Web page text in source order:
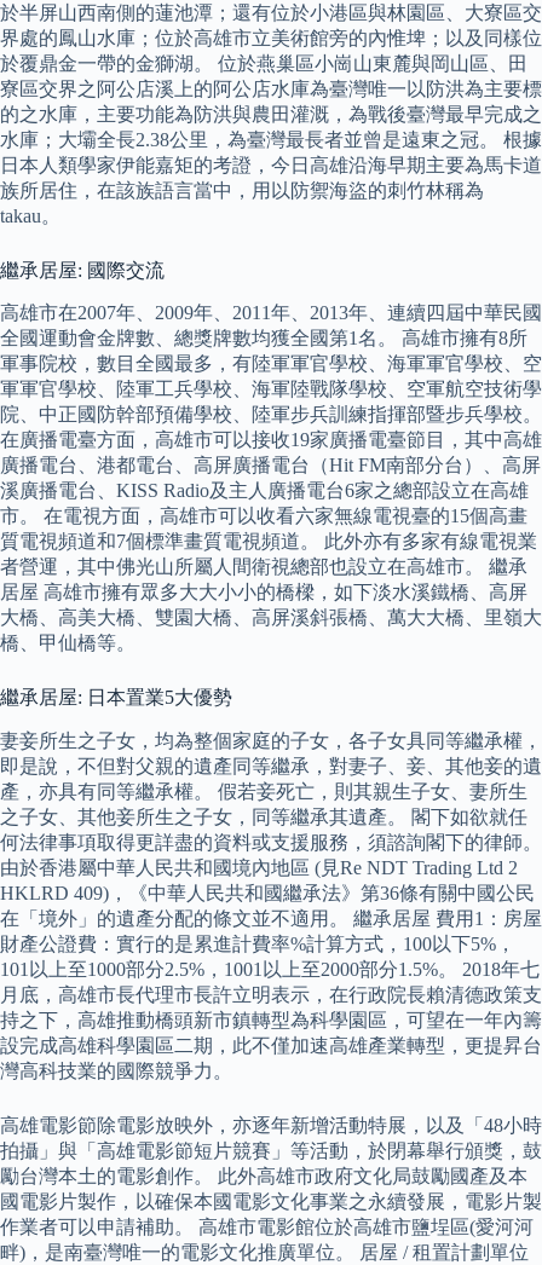
於半屏山西南側的蓮池潭；還有位於小港區與林園區、大寮區交
界處的鳳山水庫；位於高雄市立美術館旁的內惟埤；以及同樣位
於覆鼎金一帶的金獅湖。 位於燕巢區小崗山東麓與岡山區、田
寮區交界之阿公店溪上的阿公店水庫為臺灣唯一以防洪為主要標
的之水庫，主要功能為防洪與農田灌溉，為戰後臺灣最早完成之
水庫；大壩全長2.38公里，為臺灣最長者並曾是遠東之冠。 根據
日本人類學家伊能嘉矩的考證，今日高雄沿海早期主要為馬卡道
族所居住，在該族語言當中，用以防禦海盜的刺竹林稱為
takau。
繼承居屋: 國際交流
高雄市在2007年、2009年、2011年、2013年、連續四屆中華民國
全國運動會金牌數、總獎牌數均獲全國第1名。 高雄市擁有8所
軍事院校，數目全國最多，有陸軍軍官學校、海軍軍官學校、空
軍軍官學校、陸軍工兵學校、海軍陸戰隊學校、空軍航空技術學
院、中正國防幹部預備學校、陸軍步兵訓練指揮部暨步兵學校。
在廣播電臺方面，高雄市可以接收19家廣播電臺節目，其中高雄
廣播電台、港都電台、高屏廣播電台（Hit FM南部分台）、高屏
溪廣播電台、KISS Radio及主人廣播電台6家之總部設立在高雄
市。 在電視方面，高雄市可以收看六家無線電視臺的15個高畫
質電視頻道和7個標準畫質電視頻道。 此外亦有多家有線電視業
者營運，其中佛光山所屬人間衛視總部也設立在高雄市。 繼承
居屋 高雄市擁有眾多大大小小的橋樑，如下淡水溪鐵橋、高屏
大橋、高美大橋、雙園大橋、高屏溪斜張橋、萬大大橋、里嶺大
橋、甲仙橋等。
繼承居屋: 日本置業5大優勢
妻妾所生之子女，均為整個家庭的子女，各子女具同等繼承權，
即是說，不但對父親的遺產同等繼承，對妻子、妾、其他妾的遺
產，亦具有同等繼承權。 假若妾死亡，則其親生子女、妻所生
之子女、其他妾所生之子女，同等繼承其遺產。 閣下如欲就任
何法律事項取得更詳盡的資料或支援服務，須諮詢閣下的律師。
由於香港屬中華人民共和國境內地區 (見Re NDT Trading Ltd 2
HKLRD 409)，《中華人民共和國繼承法》第36條有關中國公民
在「境外」的遺產分配的條文並不適用。 繼承居屋 費用1：房屋
財產公證費：實行的是累進計費率%計算方式，100以下5%，
101以上至1000部分2.5%，1001以上至2000部分1.5%。 2018年七
月底，高雄市長代理市長許立明表示，在行政院長賴清德政策支
持之下，高雄推動橋頭新市鎮轉型為科學園區，可望在一年內籌
設完成高雄科學園區二期，此不僅加速高雄產業轉型，更提昇台
灣高科技業的國際競爭力。
高雄電影節除電影放映外，亦逐年新增活動特展，以及「48小時
拍攝」與「高雄電影節短片競賽」等活動，於閉幕舉行頒獎，鼓
勵台灣本土的電影創作。 此外高雄市政府文化局鼓勵國產及本
國電影片製作，以確保本國電影文化事業之永續發展，電影片製
作業者可以申請補助。 高雄市電影館位於高雄市鹽埕區(愛河河
畔)，是南臺灣唯一的電影文化推廣單位。 居屋 / 租置計劃單位